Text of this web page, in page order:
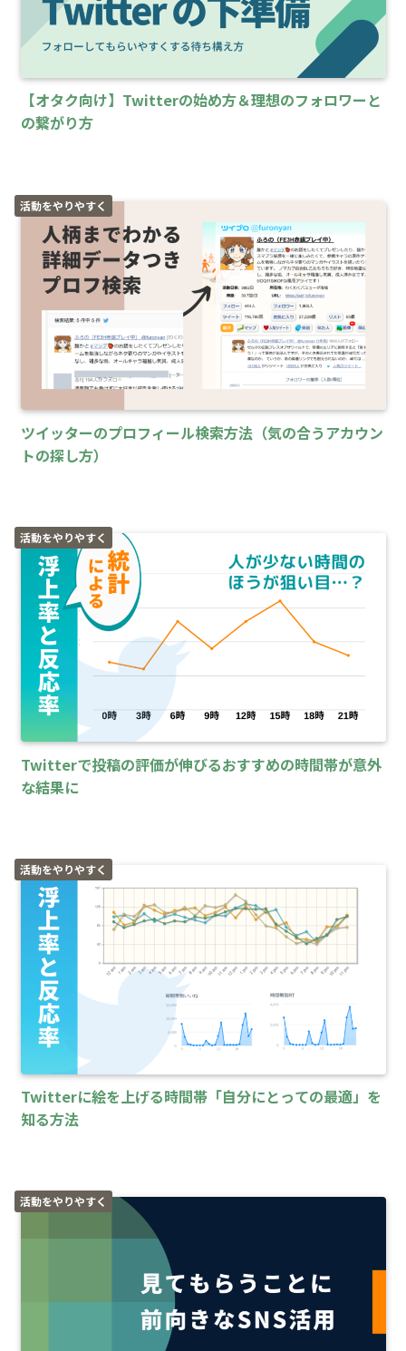
【オタク向け】Twitterの始め方＆理想のフォロワーと
の繋がり方
活動をやりやすく
ツイッターのプロフィール検索方法（気の合うアカウン
トの探し方）
活動をやりやすく
Twitterで投稿の評価が伸びるおすすめの時間帯が意外
な結果に
活動をやりやすく
Twitterに絵を上げる時間帯「自分にとっての最適」を
知る方法
活動をやりやすく